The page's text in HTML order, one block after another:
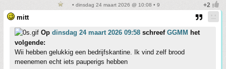
• dinsdag 24 maart 2026 @ 10:08 • 9
mitt
Op dinsdag 24 maart 2026 09:58 schreef GGMM het
volgende:
Wii hebben gelukkig een bedrijfskantine. Ik vind zelf brood
meenemen echt iets pauperigs hebben